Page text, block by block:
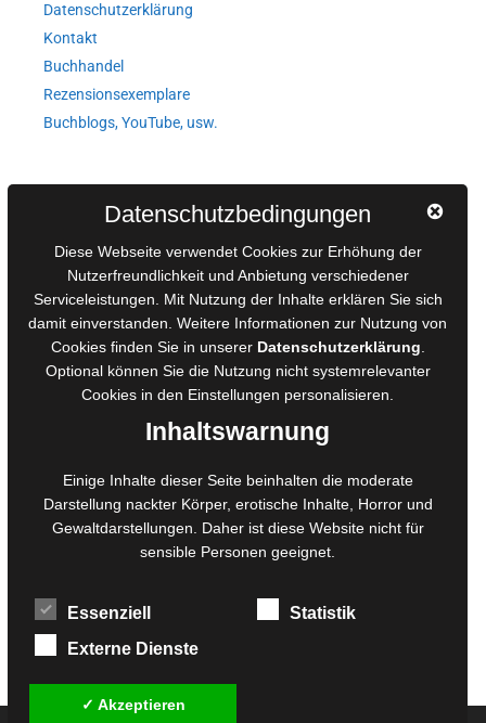
Datenschutzerklärung
Kontakt
Buchhandel
Rezensionsexemplare
Buchblogs, YouTube, usw.
AGB für Medienprojekte
Online-Artikel
Manuskripte einreichen
Ausschreibungen
Belegexemplare
Eigenbedarfsexemplare
Foto- und Bildbearbeitung
Fotorestauration
Creative Artwork
MPS Fotografie
WordPress Support
Datenschutzbedingungen
Diese Webseite verwendet Cookies zur Erhöhung der
Nutzerfreundlichkeit und Anbietung verschiedener
Serviceleistungen. Mit Nutzung der Inhalte erklären Sie sich
damit einverstanden. Weitere Informationen zur Nutzung von
Cookies finden Sie in unserer Datenschutzerklärung
Optional können Sie die Nutzung nicht systemrelevanter
Cookies in den Einstellungen personalisieren.
Inhaltswarnung
Einige Inhalte dieser Seite beinhalten die moderate
Darstellung nackter Körper, erotische Inhalte, Horror und
Gewaltdarstellungen. Daher ist diese Website nicht für
sensible Personen geeignet.
Essenziell
Statistik
Externe Dienste
✓ Akzeptieren